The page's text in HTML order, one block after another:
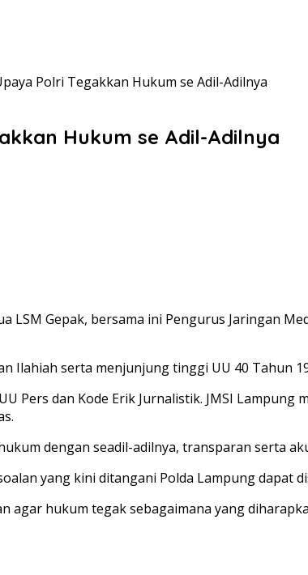
Polri Tegakkan Hukum se Adil-Adilnya
Hukum se Adil-Adilnya
Gepak, bersama ini Pengurus Jaringan
Ilahiah serta menjunjung tinggi UU 40 Tahun
Pers dan Kode Erik Jurnalistik. JMSI
dengan seadil-adilnya, transparan serta
yang kini ditangani Polda Lampung dapat
agar hukum tegak sebagaimana yang